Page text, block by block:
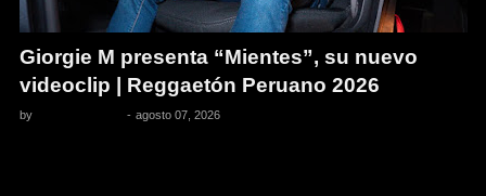
Giorgie M presenta “Mientes”, su nuevo
videoclip | Reggaetón Peruano 2026
by - agosto 07, 2026